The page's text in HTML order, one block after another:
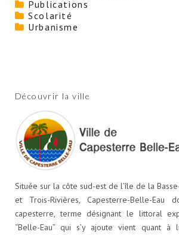
Publications
Scolarité
Urbanisme
Découvrir la ville
Située sur la côte sud-est de l’île de la
et Trois-Rivières, Capesterre-Belle-
capesterre, terme désignant le littoral
“Belle-Eau” qui s’y ajoute vient quant à